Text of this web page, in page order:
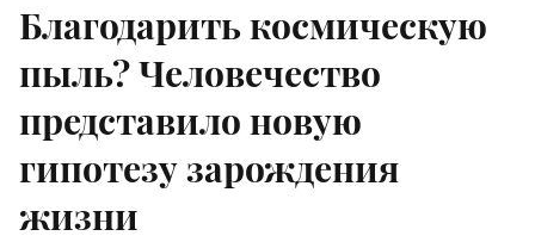
Благодарить космическую
пыль? Человечество
представило новую
гипотезу зарождения
жизни